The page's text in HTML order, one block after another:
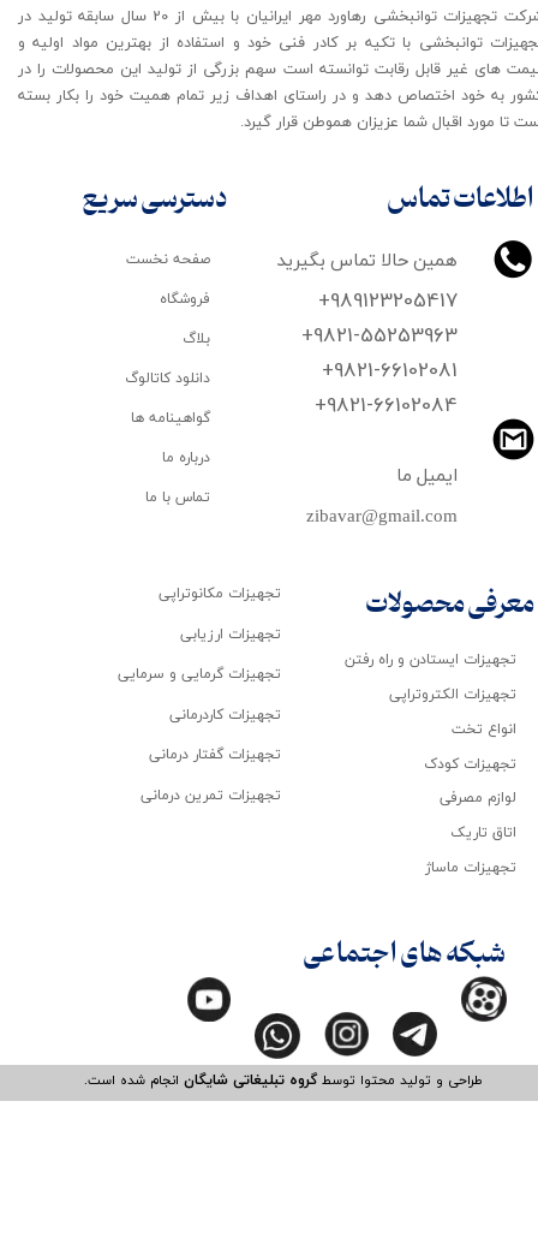
اطلاعات تماس
همین حالا تماس بگیرید
+989123205417
+9821-55253963
+9821-66102081
​​​​​​​+9821-66102084
zibavar@gmail.com
ایمیل ما
شرکت تجهیزات توانبخشی رهاورد مهر ایرانیان با بیش از 20 سال سابقه تولید در
توانبخشی با تکیه بر کادر فنی خود و استفاده از بهترین مواد اولیه و
های غیر قابل رقابت توانسته است سهم بزرگی از تولید این محصولات را در
به خود اختصاص دهد و در راستای اهداف زیر تمام همیت خود را بکار بسته
تا مورد اقبال شما عزیزان هموطن قرار گیرد​​​​​​​.
طراحی و تولید محتوا توسطگروه تبلیغاتی شایگانانجام شده است.​​​​​​​
تجهیزات ایستادن و راه رفتن
تجهیزات الکتروتراپی
انواع تخت
تجهیزات کودک
لوازم مصرفی
اتاق تاریک
تجهیزات ماساژ
صفحه نخست
فروشگاه
بلاگ
دانلود کاتالوگ
گواهینامه ها
درباره ما
تماس با ما
تجهیزات مکانوتراپی
تجهیزات ارزیابی
تجهیزات گرمایی و سرمایی
تجهیزات کاردرمانی
تجهیزات گفتار درمانی
تجهیزات تمرین درمانی
دسترسی سریع
معرفی محصولات
شبکه های اجتماعی